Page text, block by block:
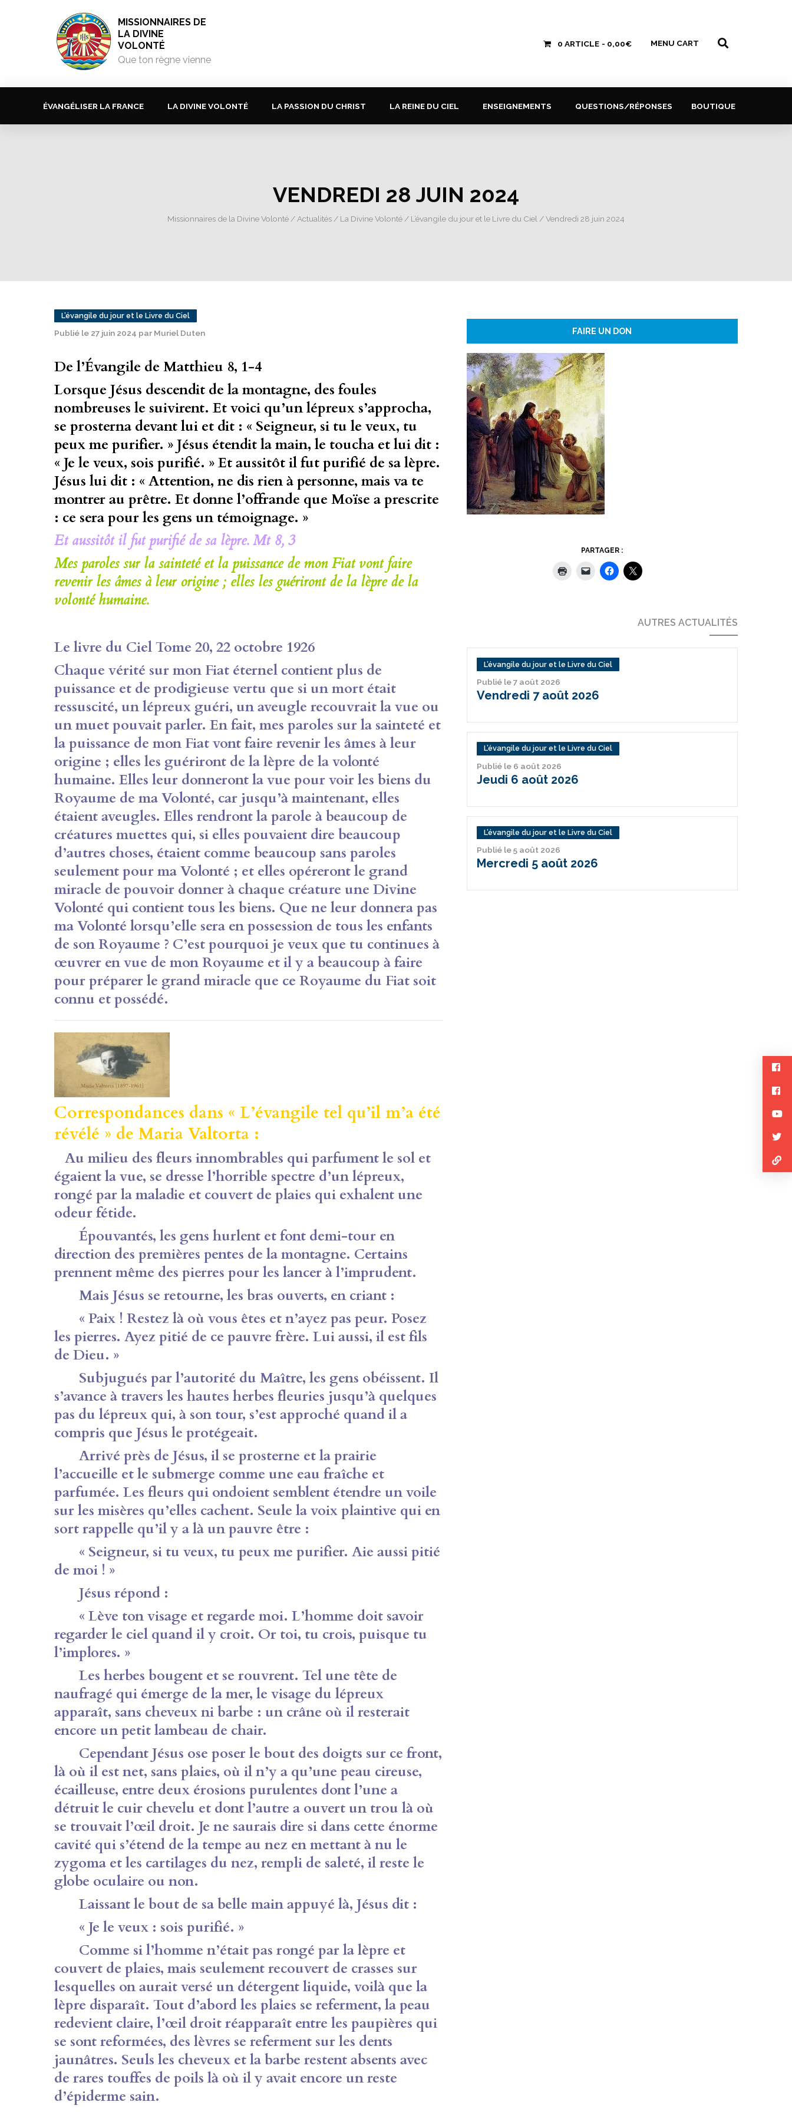
MISSIONNAIRES DE
LA DIVINE
VOLONTÉ
Que ton règne vienne
0 ARTICLE 0,00€ MENU CART
ÉVANGÉLISER LA FRANCE LA DIVINE VOLONTÉ LA PASSION DU CHRIST LA REINE DU CIEL ENSEIGNEMENTS QUESTIONS/RÉPONSES BOUTIQUE
VENDREDI 28 JUIN 2024
Missionnaires de la Divine Volonté / Actualités / La Divine Volonté / L’évangile du jour et le Livre du Ciel / Vendredi 28 juin 2024
L’évangile du jour et le Livre du Ciel
Publié le 27 juin 2024 par Muriel Duten
De l’Évangile de Matthieu 8, 1-4
Lorsque Jésus descendit de la montagne, des foules
nombreuses le suivirent. Et voici qu’un lépreux s’approcha,
se prosterna devant lui et dit : « Seigneur, si tu le veux, tu
peux me purifier. » Jésus étendit la main, le toucha et lui dit :
« Je le veux, sois purifié. » Et aussitôt il fut purifié de sa lèpre.
Jésus lui dit : « Attention, ne dis rien à personne, mais va te
montrer au prêtre. Et donne l’offrande que Moïse a prescrite
: ce sera pour les gens un témoignage. »
Et aussitôt il fut purifié de sa lèpre. Mt 8, 3
Mes paroles sur la sainteté et la puissance de mon Fiat vont faire
revenir les âmes à leur origine ; elles les guériront de la lèpre de la
volonté humaine.
Le livre du Ciel Tome 20, 22 octobre 1926
Chaque vérité sur mon Fiat éternel contient plus de
puissance et de prodigieuse vertu que si un mort était
ressuscité, un lépreux guéri, un aveugle recouvrait la vue ou
un muet pouvait parler. En fait, mes paroles sur la sainteté et
la puissance de mon Fiat vont faire revenir les âmes à leur
origine ; elles les guériront de la lèpre de la volonté
humaine. Elles leur donneront la vue pour voir les biens du
Royaume de ma Volonté, car jusqu’à maintenant, elles
étaient aveugles. Elles rendront la parole à beaucoup de
créatures muettes qui, si elles pouvaient dire beaucoup
d’autres choses, étaient comme beaucoup sans paroles
seulement pour ma Volonté ; et elles opéreront le grand
miracle de pouvoir donner à chaque créature une Divine
Volonté qui contient tous les biens. Que ne leur donnera pas
ma Volonté lorsqu’elle sera en possession de tous les enfants
de son Royaume ? C’est pourquoi je veux que tu continues à
œuvrer en vue de mon Royaume et il y a beaucoup à faire
pour préparer le grand miracle que ce Royaume du Fiat soit
connu et possédé.
Correspondances dans « L’évangile tel qu’il m’a été
révélé » de Maria Valtorta :
Au milieu des fleurs innombrables qui parfument le sol et
égaient la vue, se dresse l’horrible spectre d’un lépreux,
rongé par la maladie et couvert de plaies qui exhalent une
odeur fétide.
Épouvantés, les gens hurlent et font demi-tour en
direction des premières pentes de la montagne. Certains
prennent même des pierres pour les lancer à l’imprudent.
Mais Jésus se retourne, les bras ouverts, en criant :
« Paix ! Restez là où vous êtes et n’ayez pas peur. Posez
les pierres. Ayez pitié de ce pauvre frère. Lui aussi, il est fils
de Dieu. »
Subjugués par l’autorité du Maître, les gens obéissent. Il
s’a­vance à travers les hautes herbes fleuries jusqu’à quelques
pas du lépreux qui, à son tour, s’est approché quand il a
compris que Jésus le protégeait.
Arrivé près de Jésus, il se prosterne et la prairie
l’accueille et le submerge comme une eau fraîche et
parfumée. Les fleurs qui ondoient semblent étendre un voile
sur les misères qu’elles cachent. Seule la voix plaintive qui en
sort rappelle qu’il y a là un pauvre être :
« Seigneur, si tu veux, tu peux me purifier. Aie aussi pitié
de moi ! »
Jésus répond :
« Lève ton visage et regarde moi. L’homme doit savoir
regarder le ciel quand il y croit. Or toi, tu crois, puisque tu
l’implores. »
Les herbes bougent et se rouvrent. Tel une tête de
naufragé qui émerge de la mer, le visage du lépreux
apparaît, sans cheveux ni barbe : un crâne où il resterait
encore un petit lambeau de chair.
Cependant Jésus ose poser le bout des doigts sur ce front,
là où il est net, sans plaies, où il n’y a qu’une peau cireuse,
écailleuse, entre deux érosions purulentes dont l’une a
détruit le cuir chevelu et dont l’autre a ouvert un trou là où
se trouvait l’œil droit. Je ne saurais dire si dans cette énorme
cavité qui s’étend de la tempe au nez en mettant à nu le
zygoma et les cartilages du nez, rempli de saleté, il reste le
globe oculaire ou non.
Laissant le bout de sa belle main appuyé là, Jésus dit :
« Je le veux : sois purifié. »
Comme si l’homme n’était pas rongé par la lèpre et
couvert de plaies, mais seulement recouvert de crasses sur
lesquelles on aurait versé un détergent liquide, voilà que la
lèpre disparaît. Tout d’abord les plaies se referment, la peau
redevient claire, l’œil droit réapparaît entre les paupières qui
se sont reformées, des lèvres se referment sur les dents
jaunâtres. Seuls les cheveux et la barbe restent absents avec
de rares touffes de poils là où il y avait encore un reste
d’épiderme sain.
FAIRE UN DON
PARTAGER :
AUTRES ACTUALITÉS
L’évangile du jour et le Livre du Ciel
Publié le 7 août 2026
Vendredi 7 août 2026
L’évangile du jour et le Livre du Ciel
Publié le 6 août 2026
Jeudi 6 août 2026
L’évangile du jour et le Livre du Ciel
Publié le 5 août 2026
Mercredi 5 août 2026